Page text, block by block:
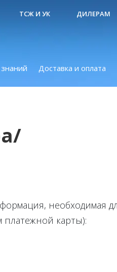
ТСЖ И УК
ДИЛЕРАМ
Доставка и оплата
необходимая
платежной карты):